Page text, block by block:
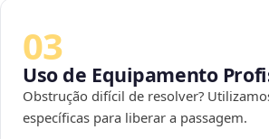
03
Uso de Equipamento
Obstrução difícil de resolver?
específicas para liberar a passagem.